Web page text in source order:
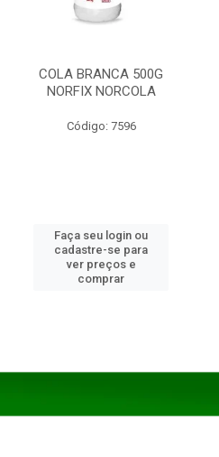
COLA BRANCA 500G
NORFIX NORCOLA
Código: 7596
Faça seu login ou
cadastre-se para
ver preços e
comprar